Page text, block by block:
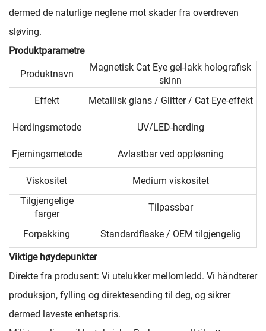
dermed de naturlige neglene mot skader fra overdreven
sløving.
Produktparametre
Produktnavn
Magnetisk Cat Eye gel-lakk holografisk
skinn
Effekt
Metallisk glans / Glitter / Cat Eye-effekt
Herdingsmetode UV/LED-herding
Fjerningsmetode Avlastbar ved oppløsning
Viskositet
Medium viskositet
Tilgjengelige
farger
Tilpassbar
Forpakking Standardflaske / OEM tilgjengelig
Viktige høydepunkter
Direkte fra produsent: Vi utelukker mellomledd. Vi håndterer
produksjon, fylling og direktesending til deg, og sikrer
dermed laveste enhetspris.